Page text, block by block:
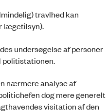
travlhed kan
lægetilsyn).
undersøgelse af personer
politistationen.
nærmere analyse af
dog mere generelt
visitation af den